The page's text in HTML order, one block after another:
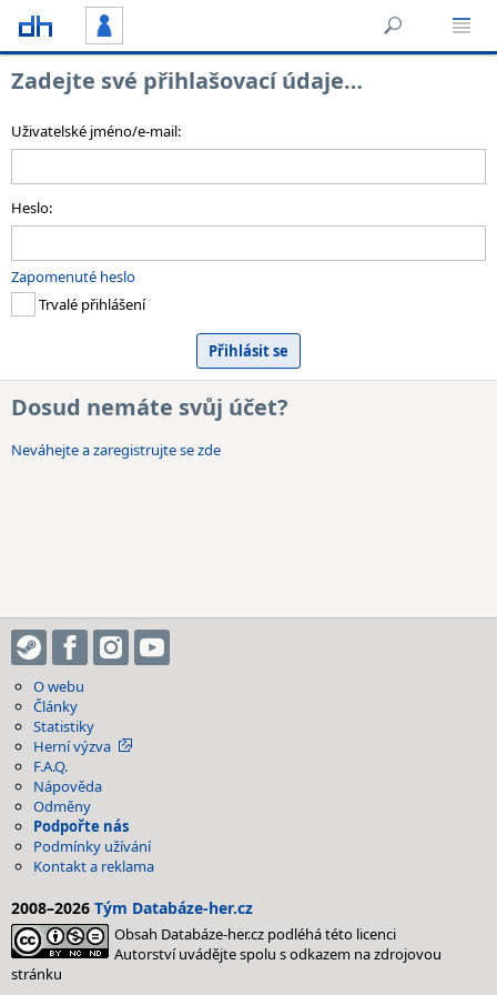
Zadejte své přihlašovací údaje…
Uživatelské jméno/e-mail:
Heslo:
Zapomenuté heslo
Trvalé přihlášení
Dosud nemáte svůj účet?
Neváhejte a zaregistrujte se zde
O webu
Články
Statistiky
Herní výzva
F.A.Q.
Nápověda
Odměny
Podpořte nás
Podmínky užívání
Kontakt a reklama
2008–2026 Tým Databáze-her.cz
Obsah Databáze-her.cz podléhá této licenci
Autorství uvádějte spolu s odkazem na zdrojovou
stránku